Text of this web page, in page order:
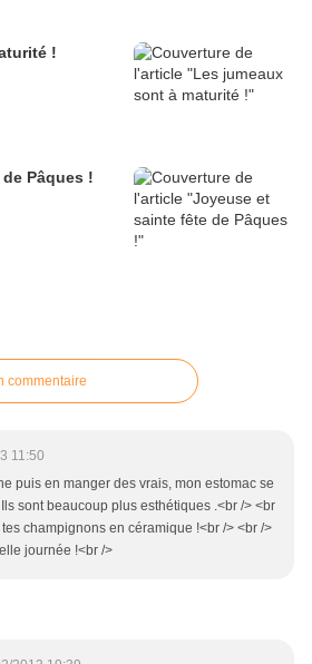
!
Pâques !
commentaire
11:50
puis en manger des vrais, mon estomac se
sont beaucoup plus esthétiques .<br /> <br
champignons en céramique !<br /> <br />
journée !<br />